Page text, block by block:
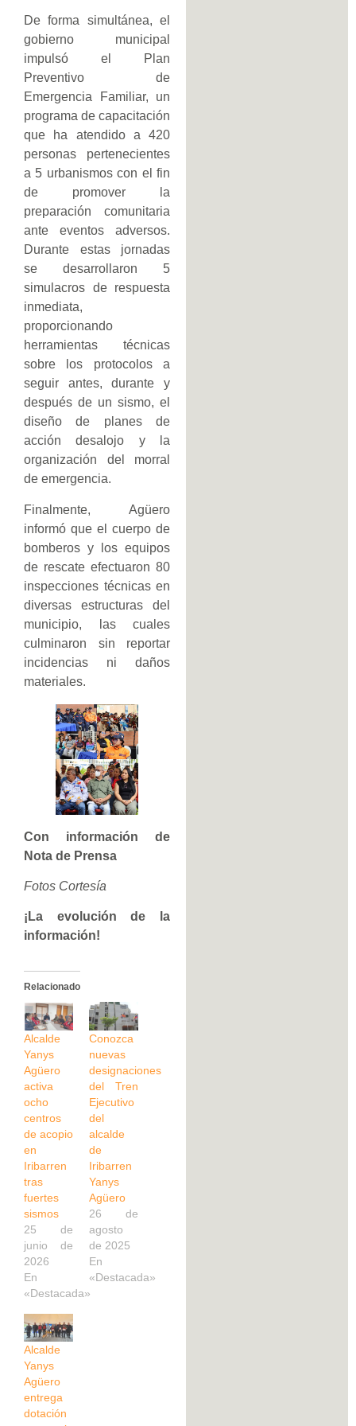
De forma simultánea, el
gobierno municipal
impulsó el Plan
Preventivo de
Emergencia Familiar, un
programa de capacitación
que ha atendido a 420
personas pertenecientes
a 5 urbanismos con el fin
de promover la
preparación comunitaria
ante eventos adversos.
Durante estas jornadas
se desarrollaron 5
simulacros de respuesta
inmediata,
proporcionando
herramientas técnicas
sobre los protocolos a
seguir antes, durante y
después de un sismo, el
diseño de planes de
acción desalojo y la
organización del morral
de emergencia.
Finalmente, Agüero
informó que el cuerpo de
bomberos y los equipos
de rescate efectuaron 80
inspecciones técnicas en
diversas estructuras del
municipio, las cuales
culminaron sin reportar
incidencias ni daños
materiales.
Con información de
Nota de Prensa
Fotos Cortesía
¡La evolución de la
información!
Relacionado
Alcalde
Yanys
Agüero
activa
ocho
centros
de acopio
en
Iribarren
tras
fuertes
sismos
25 de
junio de
2026
En
«Destacada»
Conozca
nuevas
designaciones
del Tren
Ejecutivo
del
alcalde
de
Iribarren
Yanys
Agüero
26 de
agosto
de 2025
En
«Destacada»
Alcalde
Yanys
Agüero
entrega
dotación